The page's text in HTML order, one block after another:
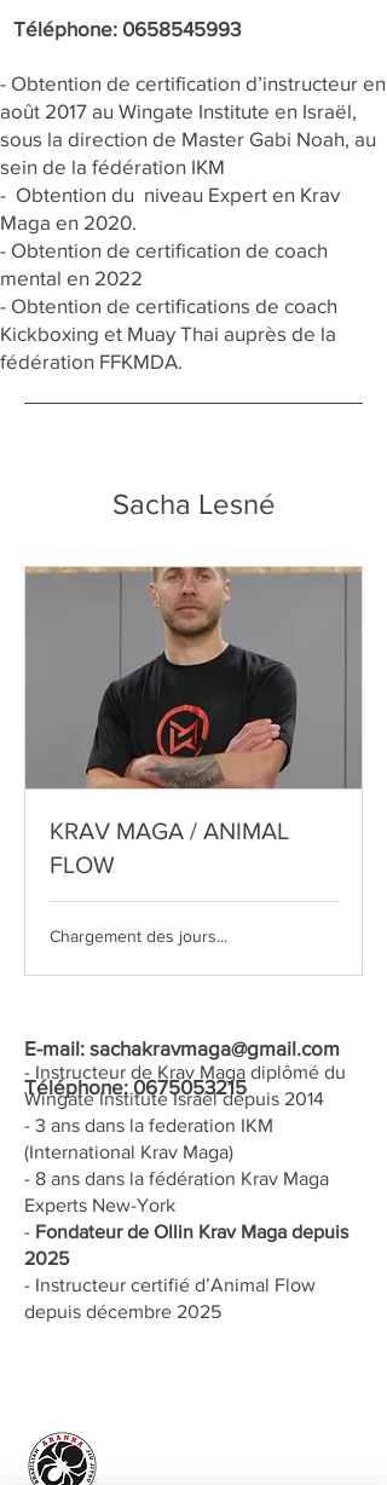
Téléphone: 0658545993
- Obtention de certification d’instructeur en
août 2017 au Wingate Institute en Israël,
sous la direction de Master Gabi Noah, au
sein de la fédération IKM
- Obtention du niveau Expert en Krav
Maga en 2020.
- Obtention de certification de coach
mental en 2022
- Obtention de certifications de coach
Kickboxing et Muay Thai auprès de la
fédération FFKMDA.
Sacha Lesné
KRAV MAGA / ANIMAL
FLOW
Chargement des jours...
- Instructeur de Krav Maga diplômé du
Wingate Institute Israël depuis 2014
- 3 ans dans la federation IKM
(International Krav Maga)
- 8 ans dans la fédération Krav Maga
Experts New-York
- Fondateur de Ollin Krav Maga depuis
2025
- Instructeur certifié d’Animal Flow
depuis décembre 2025
E-mail: sachakravmaga@gmail.com
Téléphone:0675053215